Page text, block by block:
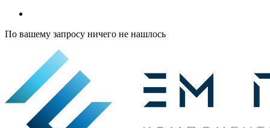
По вашему запросу ничего не нашлось